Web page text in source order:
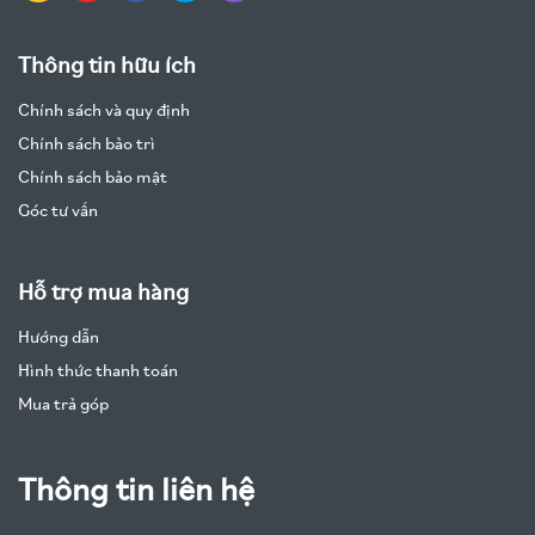
Thông tin hữu ích
Chính sách và quy định
Chính sách bảo trì
Chính sách bảo mật
Góc tư vấn
Hỗ trợ mua hàng
Hướng dẫn
Hình thức thanh toán
Mua trả góp
Thông tin liên hệ